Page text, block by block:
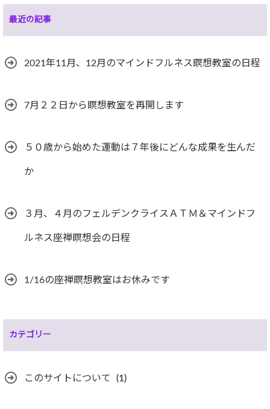
最近の記事
2021年11月、12月のマインドフルネス瞑想教室の日程
7月２２日から瞑想教室を再開します
５０歳から始めた運動は７年後にどんな成果を生んだ
か
３月、４月のフェルデンクライスＡＴＭ＆マインドフ
ルネス座禅瞑想会の日程
1/16の座禅瞑想教室はお休みです
カテゴリー
このサイトについて (1)